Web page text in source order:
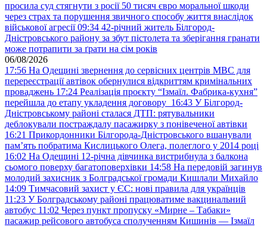
просила суд стягнути з росії 50 тисяч євро моральної шкоди
через страх та порушення звичного способу життя внаслідок
військової агресії 09:34 42-річний житель Білгород-
Дністровського району за збут пістолета та зберігання гранати
може потрапити за ґрати на сім років
06/08/2026
17:56 На Одещині звернення до сервісних центрів МВС для
перереєстрації автівок обернулися відкриттям кримінальних
проваджень 17:24 Реалізація проєкту “Ізмаїл. Фабрика-кухня”
перейшла до етапу укладення договору 16:43 У Білгород-
Дністровському районі сталася ДТП: рятувальники
деблокували постраждалу пасажирку з понівеченої автівки
16:21 Прикордонники Білгорода-Дністровського вшанували
пам’ять побратима Кислицького Олега, полеглого у 2014 році
16:02 На Одещині 12-річна дівчинка вистрибнула з балкона
сьомого поверху багатоповерхівки 14:58 На передовій загинув
молодий захисник з Болградської громади Кишлали Михайло
14:09 Тимчасовий захист у ЄС: нові правила для українців
11:23 У Болградському районі працюватиме вакцинальний
автобус 11:02 Через пункт пропуску «Мирне – Табаки»
пасажир рейсового автобуса сполученням Кишинів — Ізмаїл